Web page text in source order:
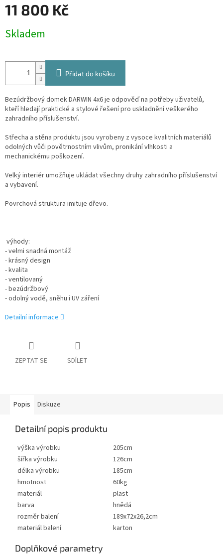
11 800 Kč
cena:
Skladem
Přidat do košíku
Bezúdržbový domek DARWIN 4x6 je odpověď na potřeby uživatelů,
kteří hledají praktické a stylové řešení pro uskladnění veškerého
zahradního příslušenství.
Střecha a stěna produktu jsou vyrobeny z vysoce kvalitních materiálů
odolných vůči povětrnostním vlivům, pronikání vlhkosti a
mechanickému poškození.
Velký interiér umožňuje ukládat všechny druhy zahradního příslušenství
a vybavení.
Povrchová struktura imituje dřevo.
výhody:
- velmi snadná montáž
- krásný design
- kvalita
- ventilovaný
- bezúdržbový
- odolný vodě, sněhu i UV záření
Detailní informace
ZEPTAT SE SDÍLET
Popis Diskuze
Detailní popis produktu
výška výrobku
205cm
šířka výrobku
126cm
délka výrobku
185cm
hmotnost
60kg
materiál
plast
barva
hnědá
rozměr balení
189x72x26,2cm
materiál balení
karton
Doplňkové parametry